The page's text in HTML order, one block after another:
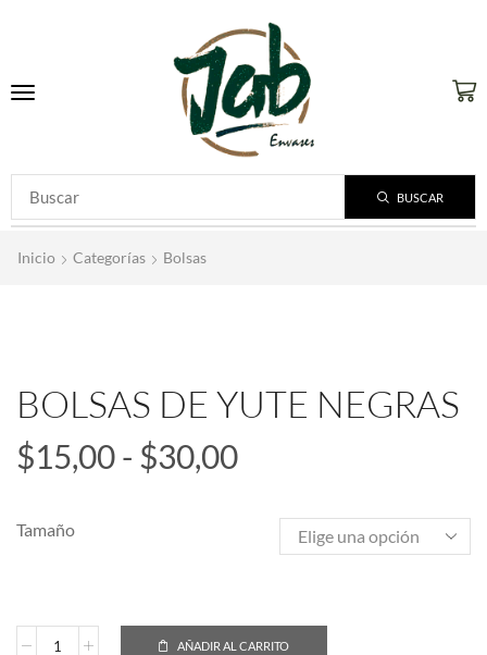
BUSCAR
Inicio Categorías Bolsas
BOLSAS DE YUTE NEGRAS
$15,00- $30,00
Tamaño
AÑADIR AL CARRITO